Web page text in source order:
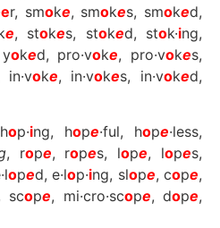
er, smoke, smokes, smoked,
e, stokes, stoked, stok·ing,
oked, pro·voke, pro·vokes,
in·voke, in·vokes, in·voked,
op·ing, hope·ful, hope·less,
, rope, ropes, lope, lopes,
oped, e·lop·ing, slope, cope,
scope, mi·cro·scope, dope,